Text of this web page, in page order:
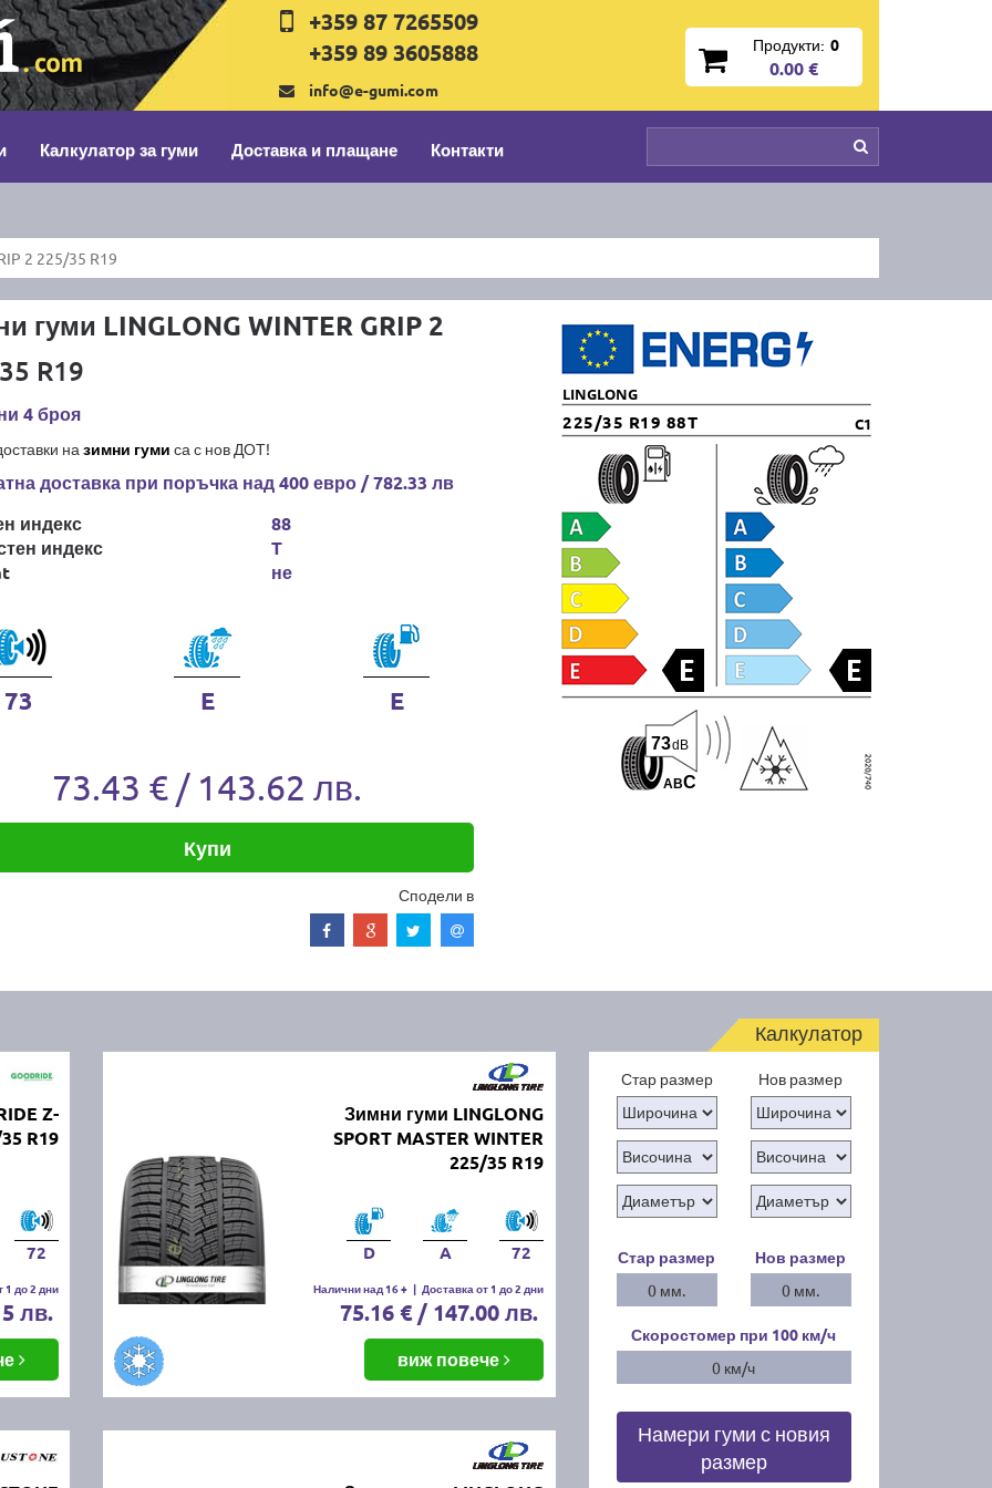
+359 87 7265509
+359 89 3605888
info@e-gumi.com
Продукти: 0
0.00 €
Калкулатор за гуми Доставка и плащане Контакти
2 225/35 R19
гуми LINGLONG WINTER GRIP 2
R19
4 броя
на зимни гуми са с нов ДОТ!
доставка при поръчка над 400 евро / 782.33 лв
индекс
индекс
88
T
не
73 E E
73.43 € / 143.62 лв.
Купи
Сподели в
LINGLONG
225/35 R19 88T C1
A BC
73dB
Z-
R19
72
1 до 2 дни
лв.
Зимни гуми LINGLONG
SPORT MASTER WINTER
225/35 R19
D A 72
Налични над 16 + | Доставка от 1 до 2 дни
75.16 € / 147.00 лв.
виж повече
Калкулатор
Стар размер Нов размер
Стар размер
0 мм.
Нов размер
0 мм.
Скоростомер при 100 км/ч
0 км/ч
Намери гуми с новия
размер